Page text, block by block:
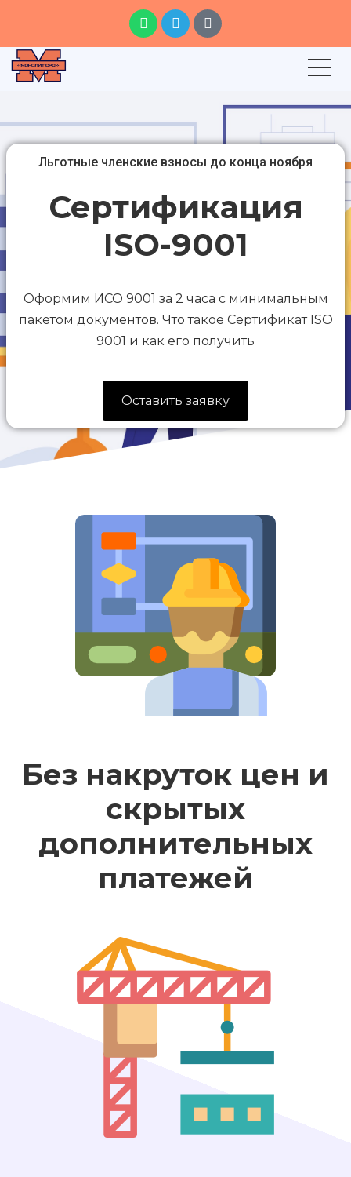
Льготные членские взносы до конца ноября
Сертификация
ISO-9001
Оформим ИСО 9001 за 2 часа с минимальным
пакетом документов. Что такое Сертификат ISO
9001 и как его получить
Оставить заявку
Без накруток цен и
скрытых
дополнительных
платежей